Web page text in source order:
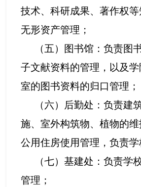
技术、科研成果、著作权
无形资产管理；
（五）图书馆：负责图
子文献资料的管理，以及
室的图书资料的归口管理；
（六）后勤处：负责建
施、室外构筑物、植物的
公用住房使用管理，负责学
（七）基建处：负责学
管理；